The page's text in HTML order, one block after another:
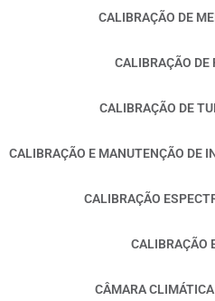
CALIBRAÇÃO DE
CALIBRAÇÃO DE
CALIBRAÇÃO DE
CALIBRAÇÃO E MANUTENÇÃO DE
CALIBRAÇÃO
CALIBRAÇÃO
CÂMARA